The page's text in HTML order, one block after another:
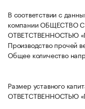
В соответствии с
компании ОБЩЕСТВО
ОТВЕТСТВЕННОСТЬЮ
Производство прочей
Общее количество
Размер уставного
ОТВЕТСТВЕННОСТЬЮ